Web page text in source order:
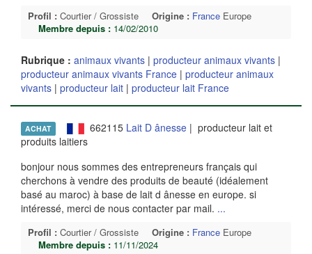
Profil : Courtier / Grossiste Origine : France Europe
Membre depuis : 14/02/2010
Rubrique : animaux vivants | producteur animaux vivants |
producteur animaux vivants France | producteur animaux
vivants | producteur lait | producteur lait France
ACHAT 662115 Lait D ânesse| producteur lait et
produits laitiers
bonjour nous sommes des entrepreneurs français qui
cherchons à vendre des produits de beauté (idéalement
basé au maroc) à base de lait d ânesse en europe. si
intéressé, merci de nous contacter par mail. ...
Profil : Courtier / Grossiste Origine : France Europe
Membre depuis : 11/11/2024